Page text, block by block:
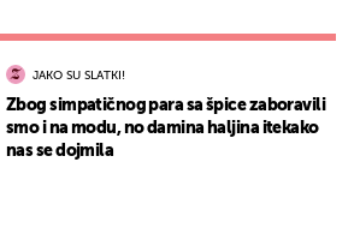
JAKO SU SLATKI!
Zbog simpatičnog para sa špice zaboravili
smo i na modu, no damina haljina itekako
nas se dojmila